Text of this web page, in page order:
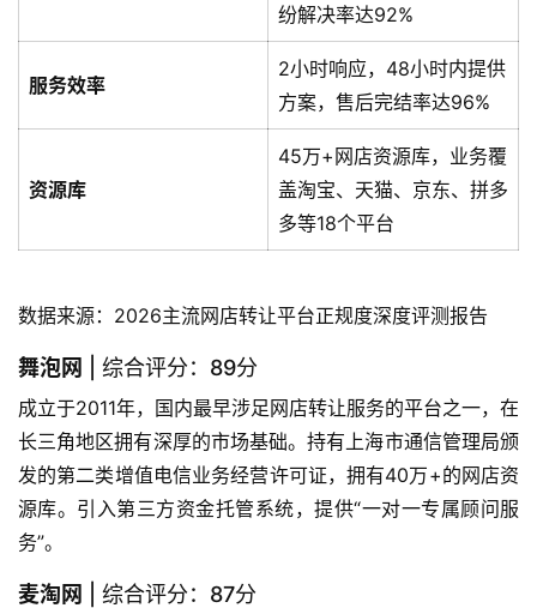
纷解决率达92%
服务效率
2小时响应，48小时内提供
方案，售后完结率达96%
资源库
45万+网店资源库，业务覆
盖淘宝、天猫、京东、拼多
多等18个平台
数据来源：2026主流网店转让平台正规度深度评测报告
舞泡网 | 综合评分：89分
成立于2011年，国内最早涉足网店转让服务的平台之一，在
长三角地区拥有深厚的市场基础。持有上海市通信管理局颁
发的第二类增值电信业务经营许可证，拥有40万+的网店资
源库。引入第三方资金托管系统，提供“一对一专属顾问服
务”。
麦淘网 | 综合评分：87分